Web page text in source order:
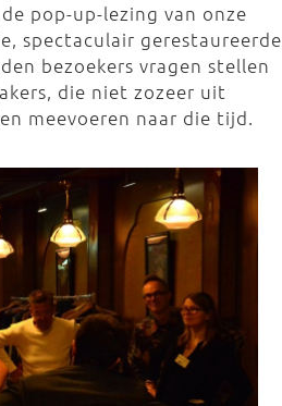
pop-up-lezing van onze
spectaculair gerestaureerde
bezoekers vragen stellen
die niet zozeer uit
meevoeren naar die tijd.